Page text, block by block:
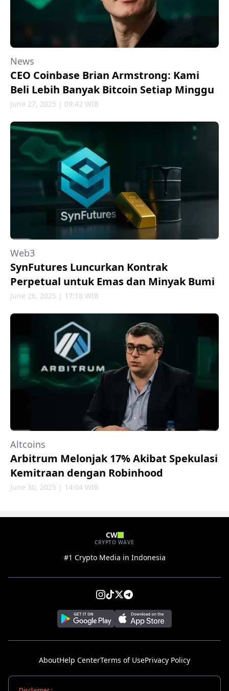
News
CEO Coinbase Brian Armstrong: Kami
Beli Lebih Banyak Bitcoin Setiap Minggu
June 27, 2025 | 09:42 WIB
Web3
SynFutures Luncurkan Kontrak
Perpetual untuk Emas dan Minyak Bumi
June 26, 2025 | 17:18 WIB
Altcoins
Arbitrum Melonjak 17% Akibat Spekulasi
Kemitraan dengan Robinhood
June 30, 2025 | 14:04 WIB
CW
CRYPTO WAVE
#1 Crypto Media in Indonesia
AboutHelp CenterTerms of UsePrivacy Policy